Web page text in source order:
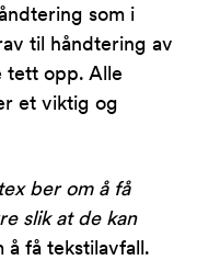
som i
til håndtering av
tett opp. Alle
et viktig og
ber om å få
slik at de kan
få tekstilavfall.